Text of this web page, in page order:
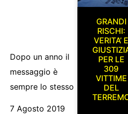
Dopo un anno il
messaggio è
sempre lo stesso
7 Agosto 2019
GRANDI
RISCHI:
VERITA’ E
PER LE
309
VITTIME
DEL